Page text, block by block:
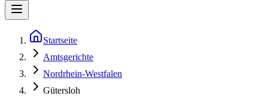
Startseite
Amtsgerichte
Nordrhein-Westfalen
Gütersloh